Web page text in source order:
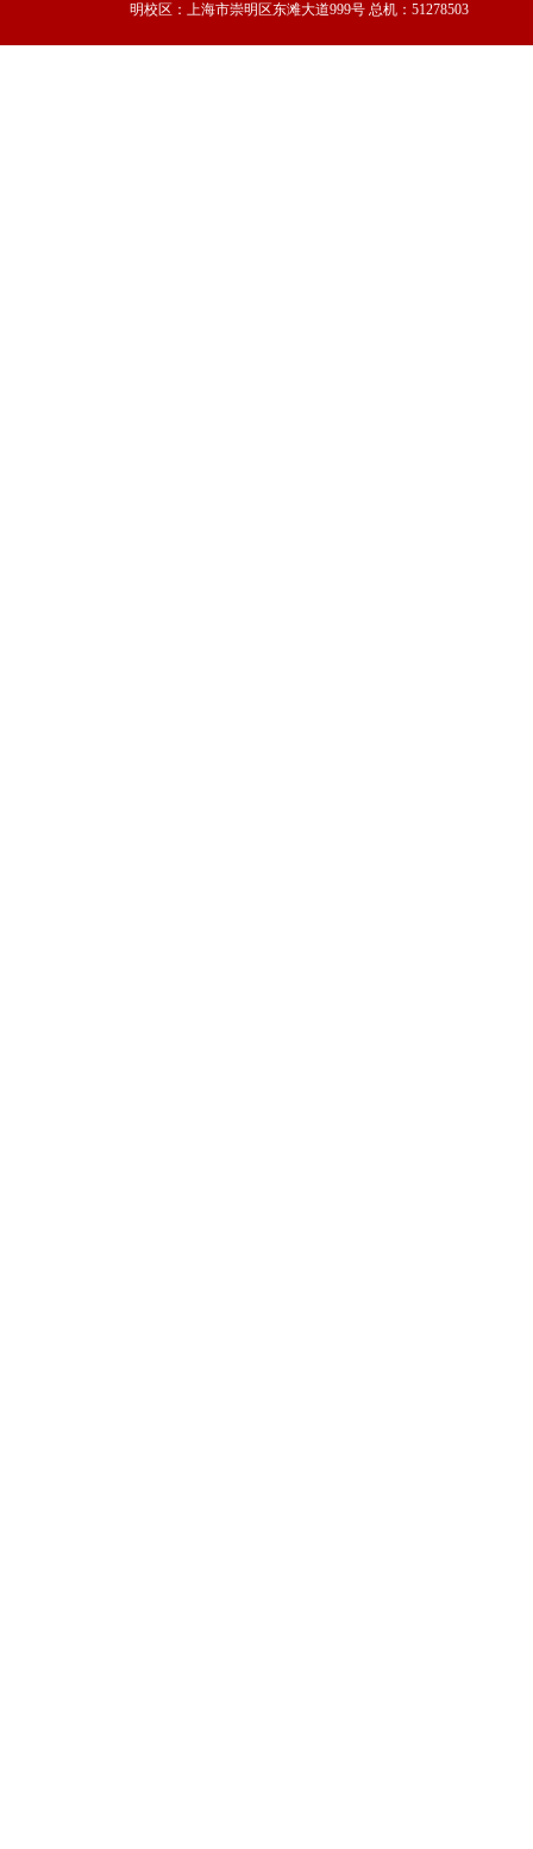
明校区：上海市崇明区东滩大道999号 总机：51278503